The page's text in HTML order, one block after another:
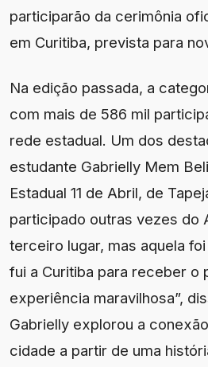
participarão da cerimônia
em Curitiba, prevista para
Na edição passada, a
com mais de 586 mil
rede estadual. Um dos
estudante Gabrielly Mem
Estadual 11 de Abril, de
participado outras vezes do
terceiro lugar, mas aquela
fui a Curitiba para receber o
experiência maravilhosa”,
Gabrielly explorou a
cidade a partir de uma